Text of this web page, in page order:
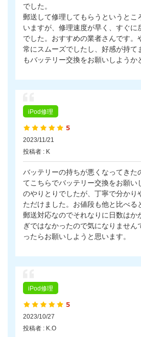
でした。
郵送して修理してもらうというとこ
いますが、修理速度が早く、すぐに
でした。おすすめの業者さんです。
常にスムーズでしたし、好感が持て
もバッテリー交換をお願いしようか
iPod修理
2023/11/21
投稿者 : K
バッテリーの持ちが悪くなってきた
てこちらでバッテリー交換をお願い
のやりとりでしたが、丁寧で分かり
ただけました。お値段も他と比べる
郵送対応なのでそれなりに日数はか
ぎではなかったので気になりません
ったらお願いしようと思います。
iPod修理
2023/10/27
投稿者 : K.O